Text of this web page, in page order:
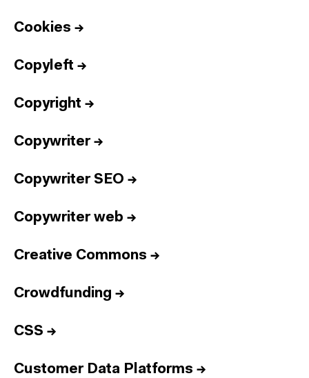
Cookies →
Copyleft →
Copyright →
Copywriter→
Copywriter SEO →
Copywriter web →
Creative Commons →
Crowdfunding →
CSS →
Customer Data Platforms →